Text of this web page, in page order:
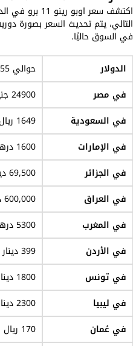
اكتشف سعر
التالي، يتم تحديث السعر بصورة
في السوق حاليًا.
الدولار
حوالي 455 دولار امريكي
في مصر
24900 جنيه
في السعودية
1649 ريال
في الإمارات
1600 درهم
في الجزائر
69,500 دينار
في العراق
600,000 دينار
في المغرب
5300 درهم
في الأردن
399 دينار
في تونس
1800 دينار
في ليبيا
2300 دينار
في عُمان
170 ريال